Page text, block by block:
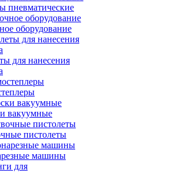
пневматические
оборудование
для нанесения
вакуумные
пистолеты
машины